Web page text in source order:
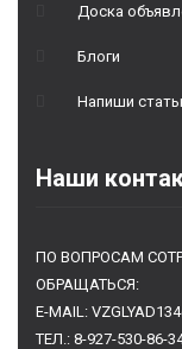
Доска
Блоги
Напиши
Наши
ПО ВОПРОСАМ
ОБРАЩАТЬСЯ:
E-MAIL:
ТЕЛ.: 8-927-530-86-